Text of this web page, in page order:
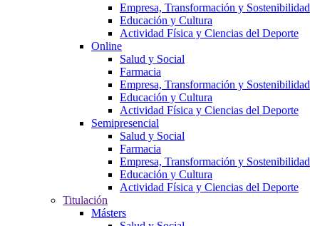
Empresa, Transformación y Sostenibilidad
Educación y Cultura
Actividad Física y Ciencias del Deporte
Online
Salud y Social
Farmacia
Empresa, Transformación y Sostenibilidad
Educación y Cultura
Actividad Física y Ciencias del Deporte
Semipresencial
Salud y Social
Farmacia
Empresa, Transformación y Sostenibilidad
Educación y Cultura
Actividad Física y Ciencias del Deporte
Titulación
Másters